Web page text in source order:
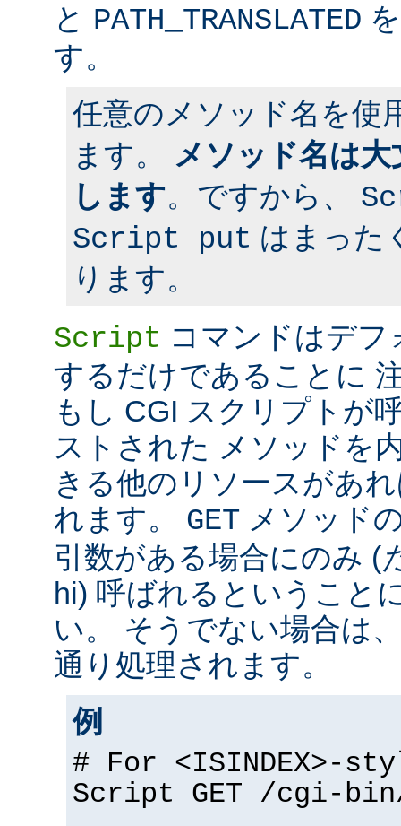
と PATH_TRANSLATED
す。
任意のメソッド名を使
ます。
メソッド名は
します。ですから、
Script put はまった
ります。
Script コマンドはデフ
するだけであることに
もし CGI スクリプトが
ストされた メソッドを
きる他のリソースがあ
れます。 GET メソッド
引数がある場合にのみ (
hi) 呼ばれるということ
い。 そうでない場合は
通り処理されます。
例
# For <ISINDEX>-
Script GET /cgi-